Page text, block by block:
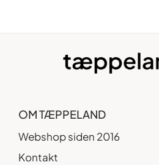
OM TÆPPELAND
Webshop siden 2016
Kontakt